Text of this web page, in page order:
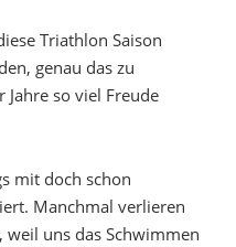
Triathlon Saison
genau das zu
Jahre so viel Freude
mit doch schon
Manchmal verlieren
uns das Schwimmen